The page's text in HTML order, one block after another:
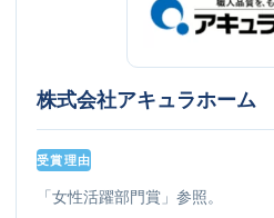
株式会社アキュラホーム
受賞理由
「女性活躍部門賞」参照。